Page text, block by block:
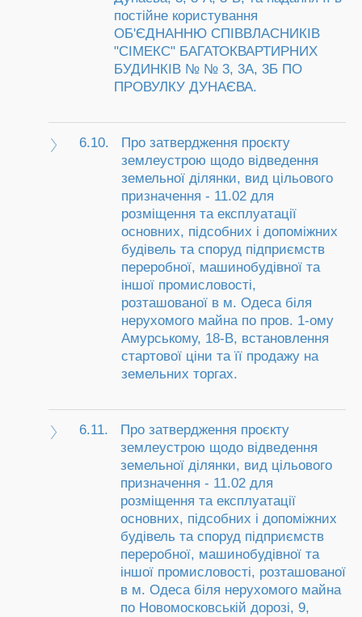
постійне користування
ОБ'ЄДНАННЮ СПІВВЛАСНИКІВ
"СІМЕКС" БАГАТОКВАРТИРНИХ
БУДИНКІВ № № 3, 3А, 3Б ПО
ПРОВУЛКУ ДУНАЄВА.
6.10.
Про затвердження проєкту
землеустрою щодо відведення
земельної ділянки, вид цільового
призначення - 11.02 для
розміщення та експлуатації
основних, підсобних і допоміжних
будівель та споруд підприємств
переробної, машинобудівної та
іншої промисловості,
розташованої в м. Одеса біля
нерухомого майна по пров. 1-ому
Амурському, 18-В, встановлення
стартової ціни та її продажу на
земельних торгах.
6.11.
Про затвердження проєкту
землеустрою щодо відведення
земельної ділянки, вид цільового
призначення - 11.02 для
розміщення та експлуатації
основних, підсобних і допоміжних
будівель та споруд підприємств
переробної, машинобудівної та
іншої промисловості, розташованої
в м. Одеса біля нерухомого майна
по Новомосковській дорозі, 9,